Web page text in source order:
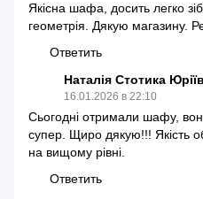
Якісна шафа, досить легко
геометрія. Дякую магазину.
Ответить
Наталія Стотика
16.01.2026 в 22:10
Сьогодні отримали шафу,
супер. Щиро дякую!!! Якість
на вищому рівні.
Ответить